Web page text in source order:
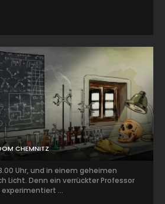
CHEMNITZ
Uhr, und in einem geheimen
Licht. Denn ein verrückter Professor
experimentiert ...